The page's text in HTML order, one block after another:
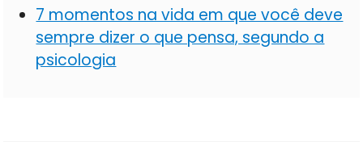
7 momentos na vida em que você deve
sempre dizer o que pensa, segundo a
psicologia